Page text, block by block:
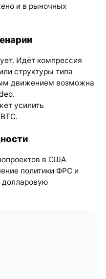
и в рыночных
Идёт компрессия
структуры типа
движением возможна
.
усилить
.
в США
политики ФРС и